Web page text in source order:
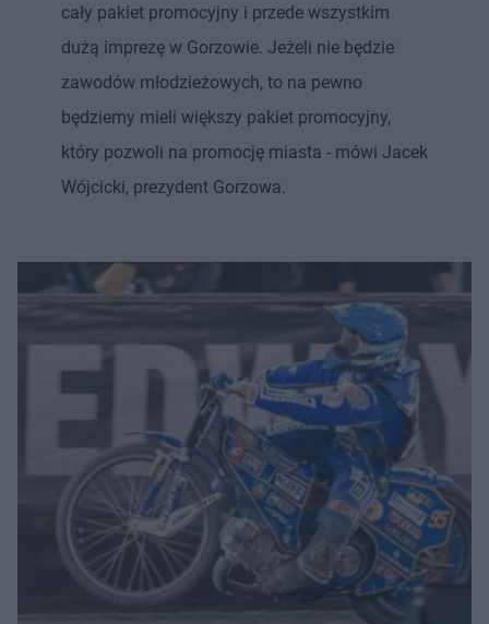
cały pakiet promocyjny i przede wszystkim
dużą imprezę w Gorzowie. Jeżeli nie będzie
zawodów młodzieżowych, to na pewno
będziemy mieli większy pakiet promocyjny,
który pozwoli na promocję miasta - mówi Jacek
Wójcicki, prezydent Gorzowa.